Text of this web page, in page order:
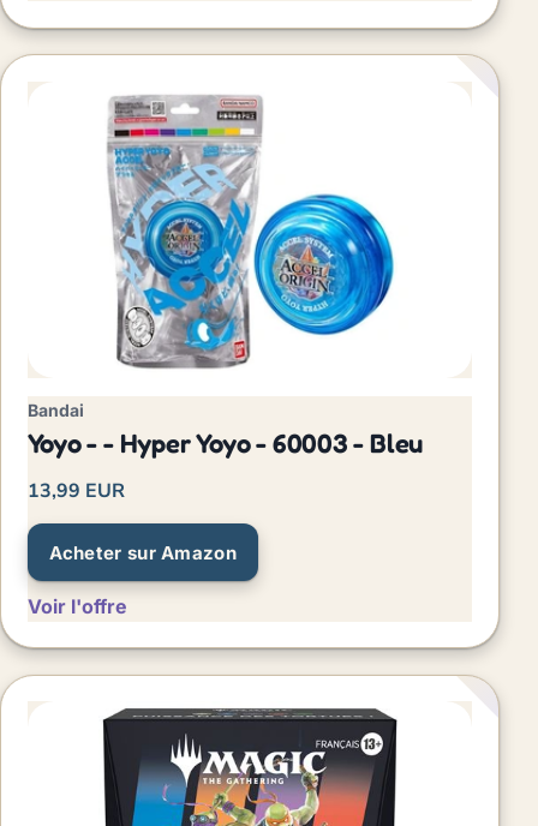
Bandai
Yoyo - - Hyper Yoyo - 60003 - Bleu
13,99 EUR
Acheter sur Amazon
Voir l'offre